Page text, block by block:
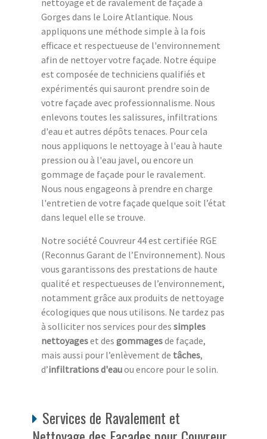
nettoyage et de ravalement de façade à
Gorges dans le Loire Atlantique. Nous
appliquons une méthode simple à la fois
efficace et respectueuse de l'environnement
afin de nettoyer votre façade. Notre équipe
est composée de techniciens qualifiés et
expérimentés qui sauront prendre soin de
votre façade avec professionnalisme. Nous
enlevons toutes les salissures, infiltrations
d'eau et autres dépôts tenaces. Pour cela
nous appliquons le nettoyage à l'eau à haute
pression ou à l'eau javel, ou encore un
gommage de façade pour le ravalement.
Nous nous engageons à prendre en charge
l'entretien de votre façade quelque soit l’état
dans lequel elle se trouve.
Notre société Couvreur 44 est certifiée RGE
(Reconnus Garant de l’Environnement). Nous
vous garantissons des prestations de haute
qualité et respectueuses de l’environnement,
notamment grâce aux produits de nettoyage
écologiques que nous utilisons. Ne tardez pas
à solliciter nos services pour des simples
nettoyageset des gommagesde façade,
mais aussi pour l’enlèvement de tâches,
d’infiltrations d'eauou encore pour le solin.
Services de Ravalement et